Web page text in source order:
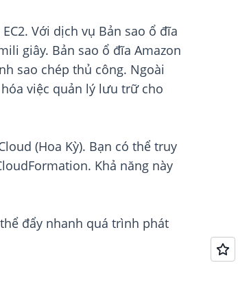
Với dịch vụ Bản sao ổ đĩa
giây. Bản sao ổ đĩa Amazon
sao chép thủ công. Ngoài
việc quản lý lưu trữ cho
(Hoa Kỳ). Bạn có thể truy
Khả năng này
đẩy nhanh quá trình phát